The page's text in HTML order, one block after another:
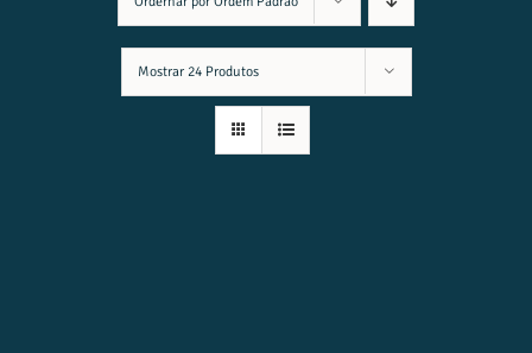
Mostrar 24 Produtos